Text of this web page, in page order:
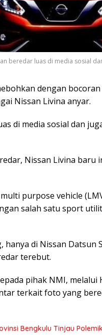
beredar luas di media sosial
dengan
Nissan Livina anyar.
di media sosial dan
Nissan Livina baru
purpose vehicle
salah satu sport
hanya di Nissan
terebut.
pihak NMI, melalui
terkait foto yang
Bengkulu Tinjau